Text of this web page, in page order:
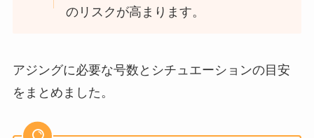
のリスクが高まります。
アジングに必要な号数とシチュエーションの目安
をまとめました。